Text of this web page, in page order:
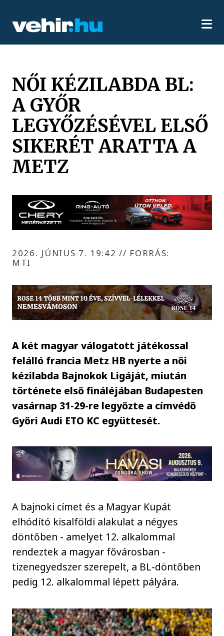
NŐI KÉZILABDA BL:
A GYŐR
LEGYŐZÉSÉVEL ELSŐ
SIKERÉT ARATTA A
METZ
2026. JÚNIUS 7. 19:42// FORRÁS:
MTI
A két magyar válogatott játékossal
felálló francia Metz HB nyerte a női
kézilabda Bajnokok Ligáját, miután
története első fináléjában Budapesten
vasárnap 31-29-re legyőzte a címvédő
Győri Audi ETO KC együttesét.
A bajnoki címet és a Magyar Kupát
elhódító kisalföldi alakulat a négyes
döntőben - amelyet 12. alkalommal
rendeztek a magyar fővárosban -
tizenegyedszer szerepelt, a BL-döntőben
pedig 12. alkalommal lépett pályára.